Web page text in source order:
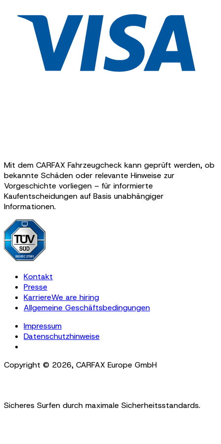
Mit dem CARFAX Fahrzeugcheck kann geprüft werden, ob
bekannte Schäden oder relevante Hinweise zur
Vorgeschichte vorliegen – für informierte
Kaufentscheidungen auf Basis unabhängiger
Informationen.
Kontakt
Presse
KarriereWe are hiring
Allgemeine Geschäftsbedingungen
Impressum
Datenschutzhinweise
Copyright © 2026, CARFAX Europe GmbH
Sicheres Surfen durch maximale Sicherheitsstandards.